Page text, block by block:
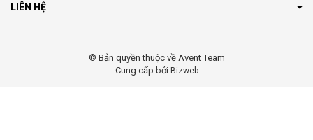
LIÊN HỆ
© Bản quyền thuộc về Avent Team
Cung cấp bởi Bizweb